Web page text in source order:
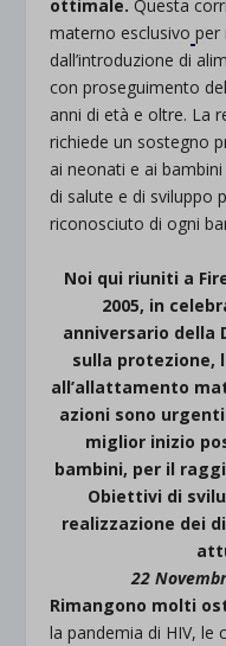
ottimale. Questa
materno esclusivo per
dall’introduzione di
con proseguimento
anni di età e oltre. La
richiede un sostegno
ai neonati e ai
di salute e di sviluppo
riconosciuto di ogni
Noi qui riuniti a
2005, in
anniversario della
sulla protezione,
all’allattamento
azioni sono
miglior inizio
bambini, per il
Obiettivi di
realizzazione dei
22
Rimangono molti
la pandemia di HIV, le